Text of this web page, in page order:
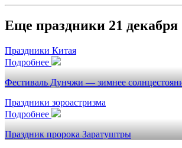
Еще праздники 21 декабря
Праздники Китая
Подробнее
Фестиваль Дунчжи — зимнее
Праздники зороастризма
Подробнее
Праздник пророка Заратуштры